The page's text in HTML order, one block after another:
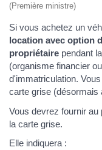
(Première ministre)
Si vous achetez un
location avec option
propriétaire pendant
(organisme financier
d'immatriculation.
carte grise (désormais
Vous devrez fournir au
la carte grise.
Elle indiquera :